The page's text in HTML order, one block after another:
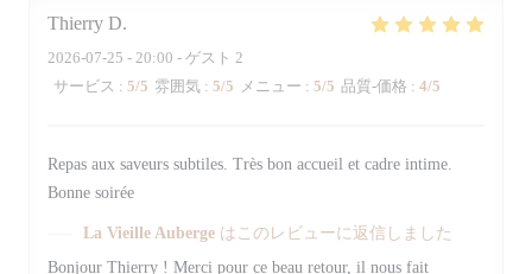
Thierry D
2026-07-25 - 20:00 - ゲスト 2
サービス : 5/5 雰囲気 : 5/5 メニュー : 5/5 品質-価格 : 4/5
Repas aux saveurs subtiles. Très bon accueil et cadre intime.
Bonne soirée
La Vieille Auberge はこのレビューに返信しました
Bonjour Thierry ! Merci pour ce beau retour, il nous fait